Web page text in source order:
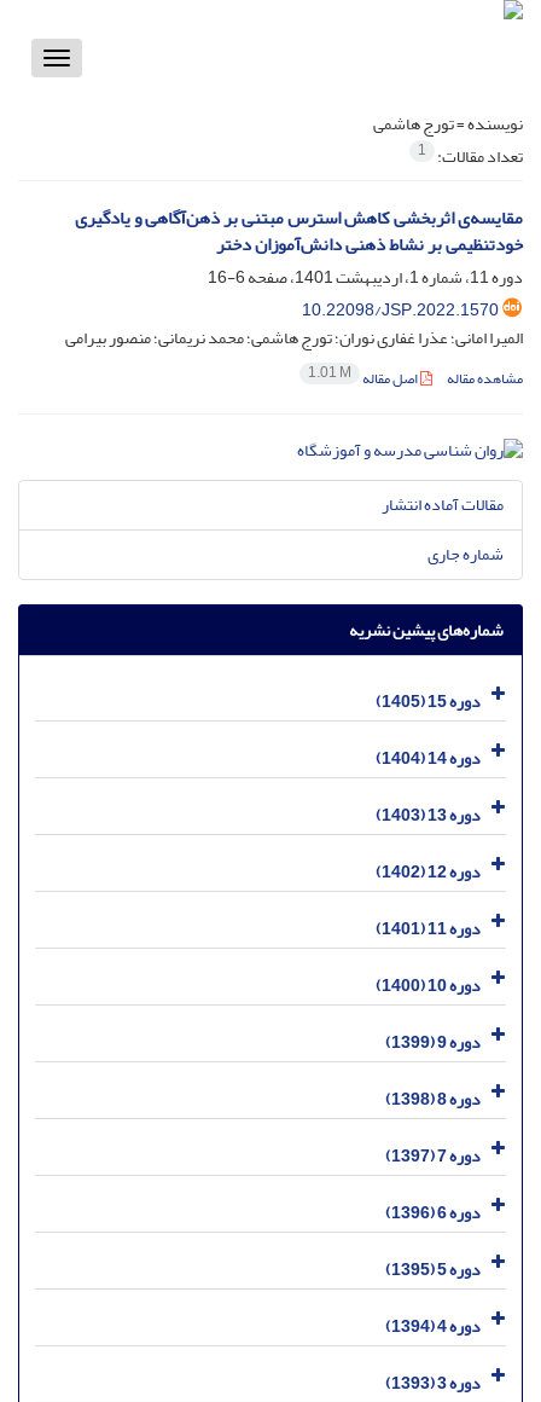
Toggle
نویسنده =تورج هاشمی
تعداد مقالات: 1
مقایسه‌ی اثربخشی کاهش استرس مبتنی بر ذهن‌آگاهی و یادگیری
خودتنظیمی بر نشاط ذهنی دانش‌آموزان دختر
دوره 11، شماره 1، اردیبهشت 1401، صفحه
6-16
10.22098/JSP.2022.1570
المیرا امانی؛ عذرا غفاری نوران؛ تورج هاشمی؛ محمد نریمانی؛ منصور بیرامی
مشاهده مقاله اصل مقاله 1.01 M
مقالات آماده انتشار
شماره جاری
شماره‌های پیشین نشریه
دوره 15 (1405)
دوره 14 (1404)
دوره 13 (1403)
دوره 12 (1402)
دوره 11 (1401)
دوره 10 (1400)
دوره 9 (1399)
دوره 8 (1398)
دوره 7 (1397)
دوره 6 (1396)
دوره 5 (1395)
دوره 4 (1394)
دوره 3 (1393)